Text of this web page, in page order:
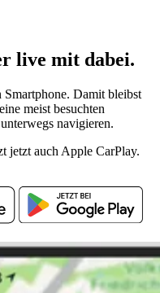
live mit dabei.
Damit bleibst
meist besuchten
navigieren.
jetzt auch Apple CarPlay.